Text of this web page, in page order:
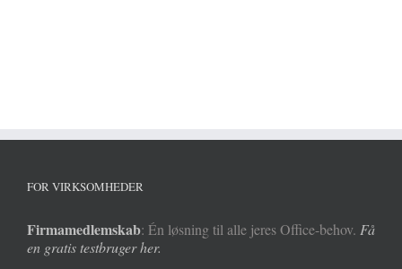
FOR VIRKSOMHEDER
Firmamedlemskab: Én løsning til alle jeres Office-behov. Få
en gratis testbruger her.